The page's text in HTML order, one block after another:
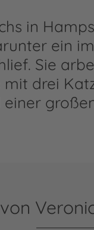
in
ein
Sie
drei